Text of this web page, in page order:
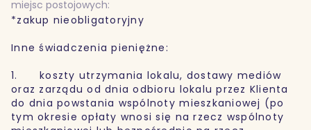
miejsc postojowych:
*zakup nieobligatoryjny
Inne świadczenia pieniężne:
1. koszty utrzymania lokalu, dostawy mediów
oraz zarządu od dnia odbioru lokalu przez Klienta
do dnia powstania wspólnoty mieszkaniowej (po
tym okresie opłaty wnosi się na rzecz wspólnoty